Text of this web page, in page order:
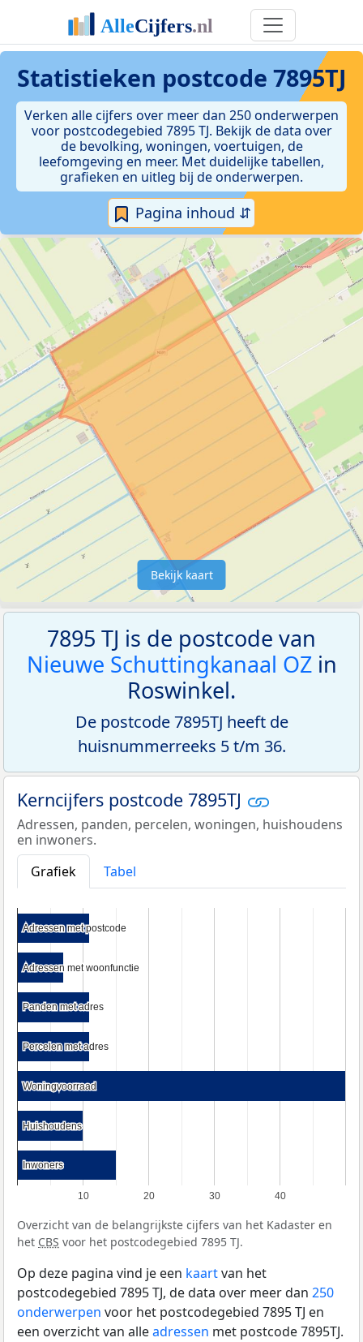
Statistieken postcode 7895TJ
Verken alle cijfers over meer dan 250 onderwerpen
voor postcodegebied 7895 TJ. Bekijk de data over
de bevolking, woningen, voertuigen, de
leefomgeving en meer. Met duidelijke tabellen,
grafieken en uitleg bij de onderwerpen.
Pagina inhoud ⇵
Bekijk kaart
7895 TJ is de postcode van
Nieuwe Schuttingkanaal OZin
Roswinkel.
De postcode 7895TJ heeft de
huisnummerreeks 5 t/m 36.
Kerncijfers postcode 7895TJ
Adressen, panden, percelen, woningen, huishoudens
en inwoners.
Grafiek
Tabel
10 20 30 40
Adressen met postcode
Adressen met postcode
Adressen met woonfunctie
Adressen met woonfunctie
Panden met adres
Panden met adres
Percelen met adres
Percelen met adres
Woningvoorraad
Woningvoorraad
Huishoudens
Huishoudens
Inwoners
Inwoners
Overzicht van de belangrijkste cijfers van het Kadaster en
het CBS voor het postcodegebied 7895 TJ.
Op deze pagina vind je een kaartvan het
postcodegebied 7895 TJ, de data over meer dan 250
onderwerpen voor het postcodegebied 7895 TJ en
een overzicht van alleadressen met postcode 7895TJ.